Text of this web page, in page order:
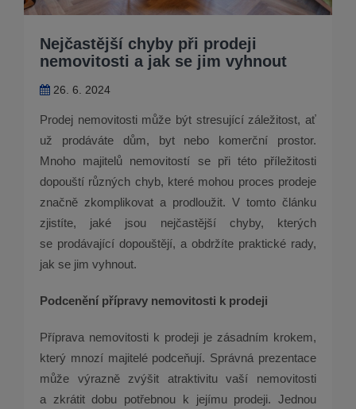
Nejčastější chyby při prodeji
nemovitosti a jak se jim vyhnout
26. 6. 2024
Prodej nemovitosti může být stresující záležitost, ať
už prodáváte dům, byt nebo komerční prostor.
Mnoho majitelů nemovitostí se při této příležitosti
dopouští různých chyb, které mohou proces prodeje
značně zkomplikovat a prodloužit. V tomto článku
zjistíte, jaké jsou nejčastější chyby, kterých
se prodávající dopouštějí, a obdržíte praktické rady,
jak se jim vyhnout.
Podcenění přípravy nemovitosti k prodeji
Příprava nemovitosti k prodeji je zásadním krokem,
který mnozí majitelé podceňují. Správná prezentace
může výrazně zvýšit atraktivitu vaší nemovitosti
a zkrátit dobu potřebnou k jejímu prodeji. Jednou